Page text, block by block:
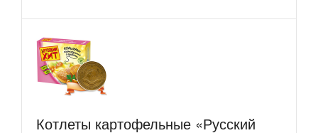
Котлеты картофельные «Русский